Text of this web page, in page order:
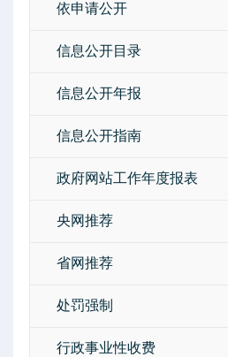
依申请公开
信息公开目录
信息公开年报
信息公开指南
政府网站工作年度报表
央网推荐
省网推荐
处罚强制
行政事业性收费